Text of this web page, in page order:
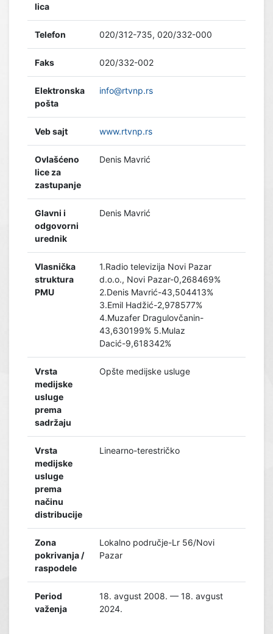
lica
Telefon 020/312-735, 020/332-000
Faks 020/332-002
Elektronska
pošta
info@rtvnp.rs
Veb sajt www.rtvnp.rs
Ovlašćeno
lice za
zastupanje
Denis Mavrić
Glavni i
odgovorni
urednik
Denis Mavrić
Vlasnička
struktura
PMU
1.Radio televizija Novi Pazar
d.o.o., Novi Pazar-0,268469%
2.Denis Mavrić-43,504413%
3.Emil Hadžić-2,978577%
4.Muzafer Dragulovčanin-
43,630199% 5.Mulaz
Dacić-9,618342%
Vrsta
medijske
usluge
prema
sadržaju
Opšte medijske usluge
Vrsta
medijske
usluge
prema
načinu
distribucije
Linearno-terestričko
Zona
pokrivanja /
raspodele
Lokalno područje-Lr 56/Novi
Pazar
Period
važenja
18. avgust 2008. — 18. avgust
2024.